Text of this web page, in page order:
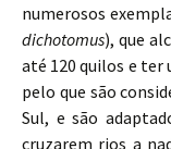
numerosos
dichotomus), que
até 120 quilos e ter
pelo que são
Sul, e são
cruzarem rios a